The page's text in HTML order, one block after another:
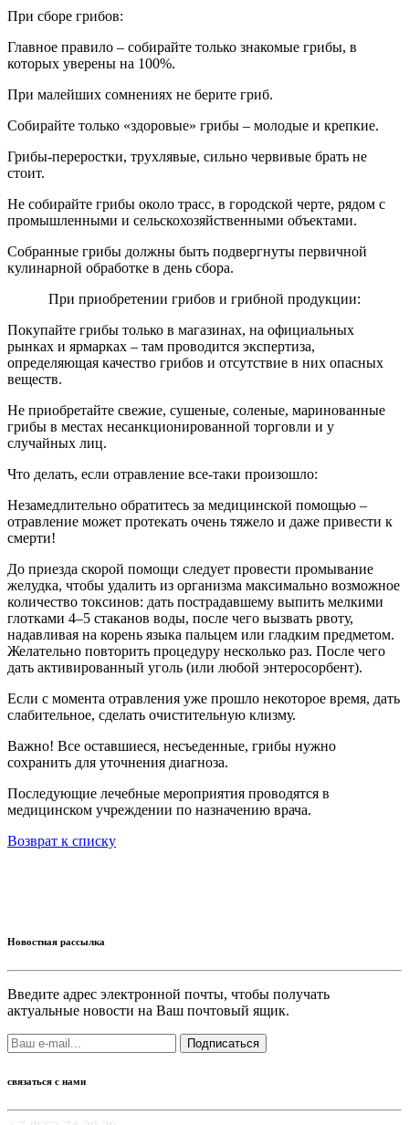
При сборе грибов:
Главное правило – собирайте только знакомые грибы, в
которых уверены на 100%.
При малейших сомнениях не берите гриб.
Собирайте только «здоровые» грибы – молодые и крепкие.
Грибы-переростки, трухлявые, сильно червивые брать не
стоит.
Не собирайте грибы около трасс, в городской черте, рядом с
промышленными и сельскохозяйственными объектами.
Собранные грибы должны быть подвергнуты первичной
кулинарной обработке в день сбора.
При приобретении грибов и грибной продукции:
Покупайте грибы только в магазинах, на официальных
рынках и ярмарках – там проводится экспертиза,
определяющая качество грибов и отсутствие в них опасных
веществ.
Не приобретайте свежие, сушеные, соленые, маринованные
грибы в местах несанкционированной торговли и у
случайных лиц.
Что делать, если отравление все-таки произошло:
Незамедлительно обратитесь за медицинской помощью –
отравление может протекать очень тяжело и даже привести к
смерти!
До приезда скорой помощи следует провести промывание
желудка, чтобы удалить из организма максимально возможное
количество токсинов: дать пострадавшему выпить мелкими
глотками 4–5 стаканов воды, после чего вызвать рвоту,
надавливая на корень языка пальцем или гладким предметом.
Желательно повторить процедуру несколько раз. После чего
дать активированный уголь (или любой энтеросорбент).
Если с момента отравления уже прошло некоторое время, дать
слабительное, сделать очистительную клизму.
Важно! Все оставшиеся, несъеденные, грибы нужно
сохранить для уточнения диагноза.
Последующие лечебные мероприятия проводятся в
медицинском учреждении по назначению врача.
Возврат к списку
Новостная рассылка
Введите адрес электронной почты, чтобы получать
актуальные новости на Ваш почтовый ящик.
Подписаться
связаться с нами